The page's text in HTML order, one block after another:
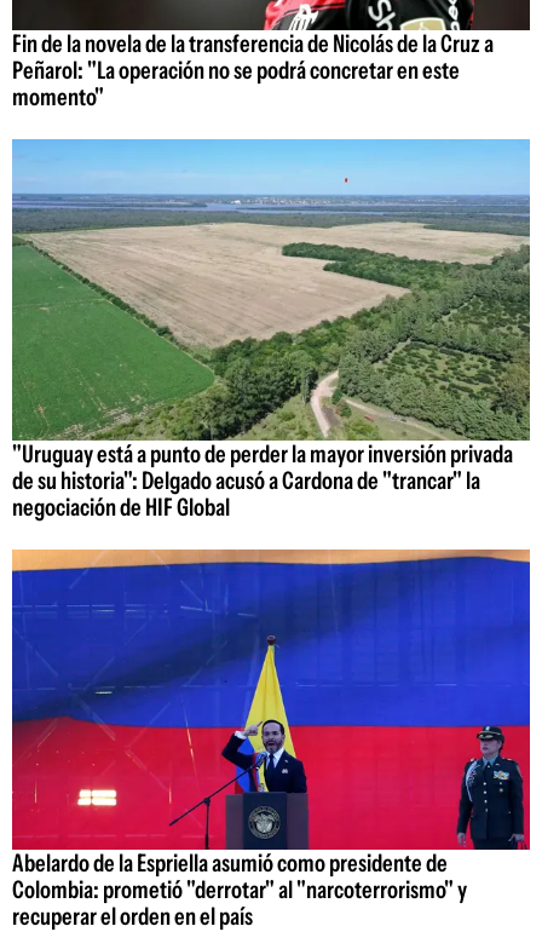
Fin de la novela de la transferencia de Nicolás de la Cruz a
Peñarol: "La operación no se podrá concretar en este
momento"
"Uruguay está a punto de perder la mayor inversión privada
de su historia": Delgado acusó a Cardona de "trancar" la
negociación de HIF Global
Abelardo de la Espriella asumió como presidente de
Colombia: prometió "derrotar" al "narcoterrorismo" y
recuperar el orden en el país